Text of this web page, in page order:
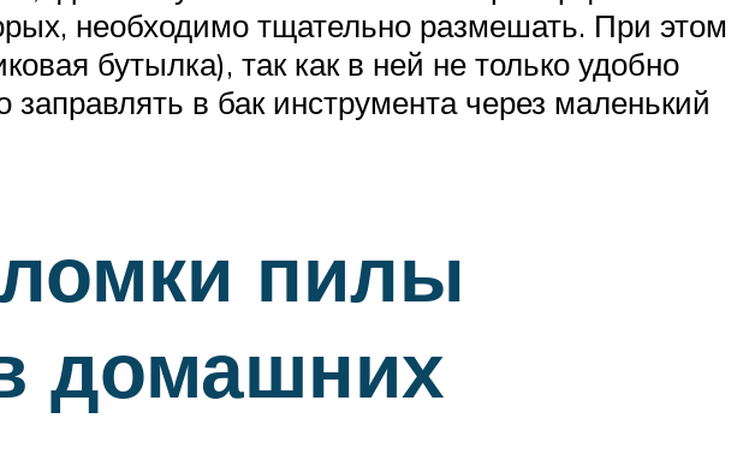
необходимо тщательно размешать. При этом
бутылка), так как в ней не только удобно
в бак инструмента через маленький
пилы
домашних